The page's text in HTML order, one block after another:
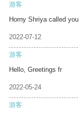
游客
Horny Shriya called you
2022-07-12
游客
Hello, Greetings fr
2022-05-24
游客